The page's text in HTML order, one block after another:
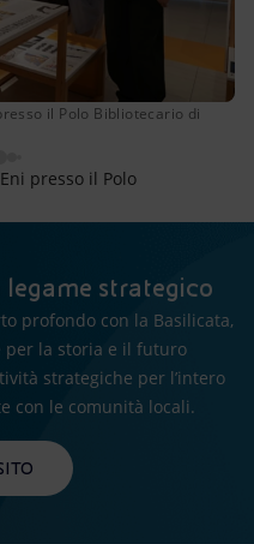
il Polo Bibliotecario di
presso il Polo
legame strategico
profondo con la Basilicata,
la storia e il futuro
strategiche per l’intero
con le comunità locali.